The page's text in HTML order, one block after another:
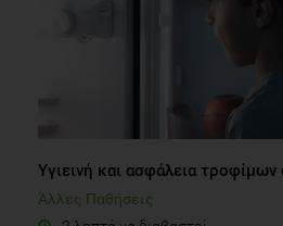
Yγιεινή και ασφάλεια τροφίμων
Άλλες Παθήσεις